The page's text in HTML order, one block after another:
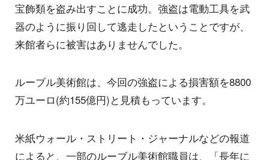
宝飾類を盗み出すことに成功。強盗は電動工具を武
器のように振り回して逃走したということですが、
来館者らに被害はありませんでした。
ルーブル美術館は、今回の強盗による損害額を8800
万ユーロ(約155億円)と見積もっています。
米紙ウォール・ストリート・ジャーナルなどの報道
によると、一部のルーブル美術館職員は、「長年に